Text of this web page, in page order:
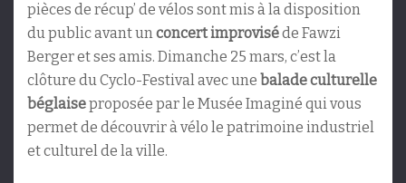
pièces de récup’ de vélos sont mis à la disposition
du public avant unconcert improviséde Fawzi
Berger et ses amis. Dimanche 25 mars, c’est la
clôture du Cyclo-Festival avec une balade culturelle
béglaiseproposée par le Musée Imaginé qui vous
permet de découvrir à vélo le patrimoine industriel
et culturel de la ville.